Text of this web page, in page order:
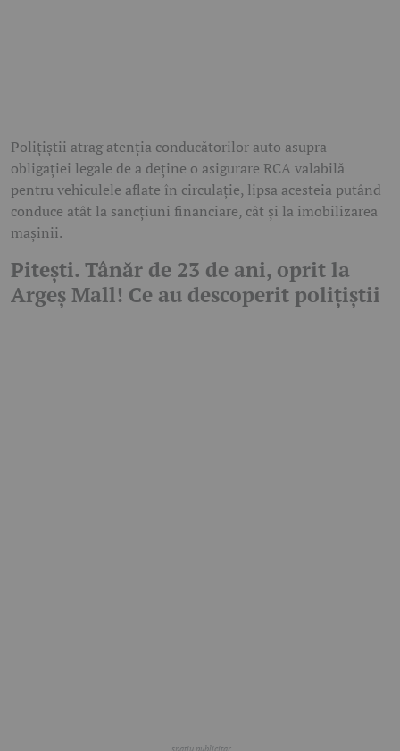
Polițiștii atrag atenția conducătorilor auto asupra
obligației legale de a deține o asigurare RCA valabilă
pentru vehiculele aflate în circulație, lipsa acesteia putând
conduce atât la sancțiuni financiare, cât și la imobilizarea
mașinii.
Pitești. Tânăr de 23 de ani, oprit la
Argeș Mall! Ce au descoperit polițiștii